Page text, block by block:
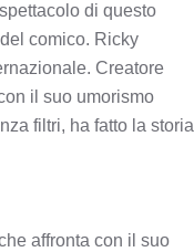
di questo
comico. Ricky
Creatore
il suo umorismo
filtri, ha fatto la storia
affronta con il suo